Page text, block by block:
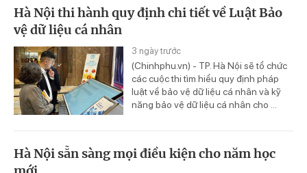
Hà Nội thi hành quy định chi tiết về Luật Bảo
vệ dữ liệu cá nhân
3 ngày trước
(Chinhphu.vn) - TP. Hà Nội sẽ tổ chức
các cuộc thi tìm hiểu quy định pháp
luật về bảo vệ dữ liệu cá nhân và kỹ
năng bảo vệ dữ liệu cá nhân cho ...
Hà Nội sẵn sàng mọi điều kiện cho năm học